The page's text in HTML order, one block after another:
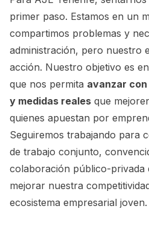
primer paso. Estamos en un
compartimos problemas y
administración, pero nuestro
acción. Nuestro objetivo es
que nos permita avanzar
y medidas reales que
quienes apuestan por
Seguiremos trabajando para
de trabajo conjunto,
colaboración público-privada
mejorar nuestra
ecosistema empresarial joven.